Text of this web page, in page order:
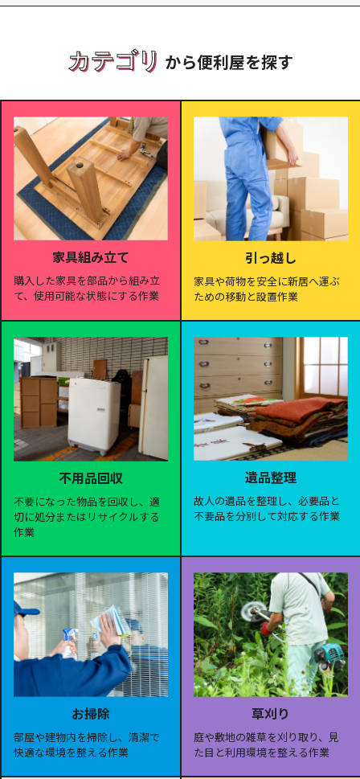
カテゴリ から便利屋を探す
家具組み立て
購入した家具を部品から組み立
て、使用可能な状態にする作業
引っ越し
家具や荷物を安全に新居へ運ぶ
ための移動と設置作業
不用品回収
不要になった物品を回収し、適
切に処分またはリサイクルする
作業
遺品整理
故人の遺品を整理し、必要品と
不要品を分別して対応する作業
お掃除
部屋や建物内を掃除し、清潔で
快適な環境を整える作業
草刈り
庭や敷地の雑草を刈り取り、見
た目と利用環境を整える作業